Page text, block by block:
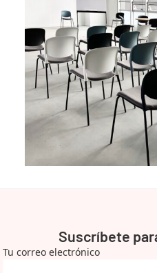
Suscríbete
Tu correo electrónico